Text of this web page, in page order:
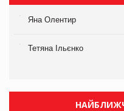
Яна Олентир
Тетяна Ільєнко